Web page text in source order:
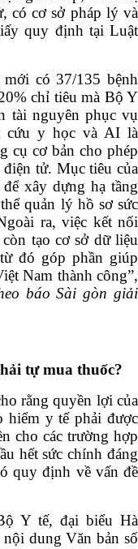
có cơ sở pháp lý và
quy định tại Luật
có 37/135 bệnh
chỉ tiêu mà Bộ Y
tài nguyên phục vụ
cứu y học và AI là
cụ cơ bản cho phép
điện tử. Mục tiêu của
xây dựng hạ tầng
quản lý hồ sơ sức
ra, việc kết nối
tạo cơ sở dữ liệu
đó góp phần giúp
Nam thành công”,
báo Sài gòn giải
tự mua thuốc?
rằng quyền lợi của
hiểm y tế phải được
cho các trường hợp
hết sức chính đáng
quy định về vấn đề
Y tế, đại biểu Hà
dung Văn bản số